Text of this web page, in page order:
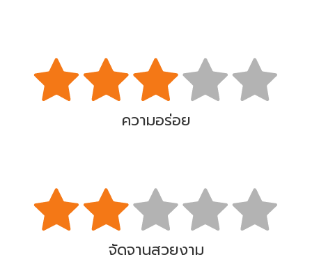
ความอร่อย
จัดจานสวยงาม